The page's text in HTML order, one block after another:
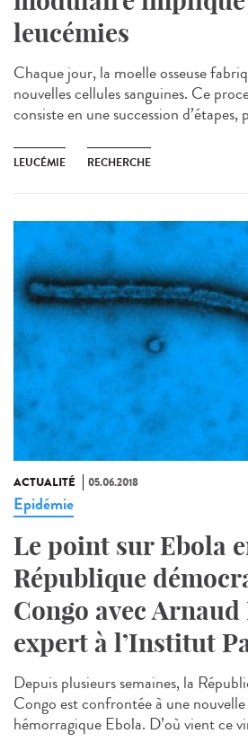
leucémies
Chaque jour, la moelle osseuse
nouvelles cellules sanguines. Ce
consiste en une succession d’étapes,
LEUCÉMIE RECHERCHE
ACTUALITÉ 05.06.2018
Epidémie
Le point sur Ebola
République
Congo avec
expert à l’Institut
Depuis plusieurs semaines, la
Congo est confrontée à une
hémorragique Ebola. D’où vient ce